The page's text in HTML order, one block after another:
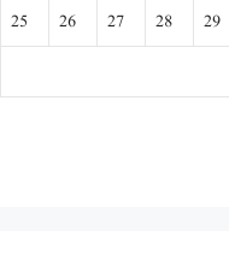
25 26 27 28 29